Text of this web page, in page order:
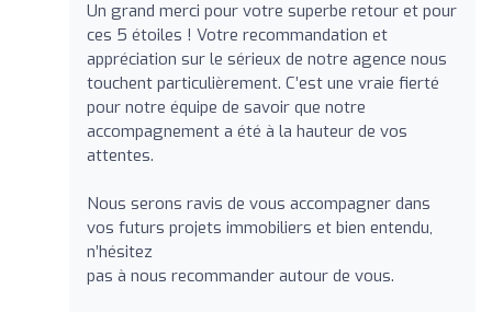
Un grand merci pour votre superbe retour et pour
ces 5 étoiles ! Votre recommandation et
appréciation sur le sérieux de notre agence nous
touchent particulièrement. C’est une vraie fierté
pour notre équipe de savoir que notre
accompagnement a été à la hauteur de vos
attentes.
Nous serons ravis de vous accompagner dans
vos futurs projets immobiliers et bien entendu,
n’hésitez
pas à nous recommander autour de vous.